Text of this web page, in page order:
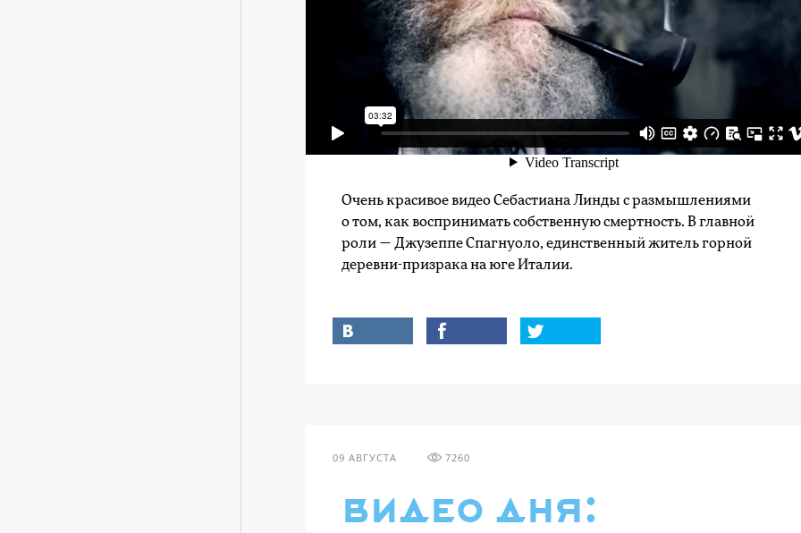
Очень красивое видео Себастиана Линды с размышлениями
о том, как воспринимать собственную смертность. В главной
роли — Джузеппе Спагнуоло, единственный житель горной
деревни-призрака на юге Италии.
09 АВГУСТА 7260
видео дня: